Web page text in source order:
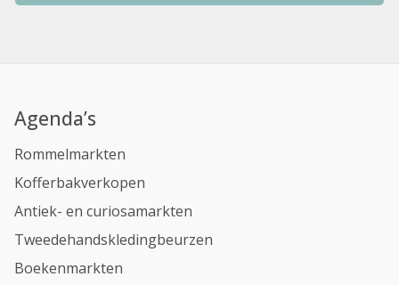
Agenda’s
Rommelmarkten
Kofferbakverkopen
Antiek- en curiosamarkten
Tweedehandskledingbeurzen
Boekenmarkten